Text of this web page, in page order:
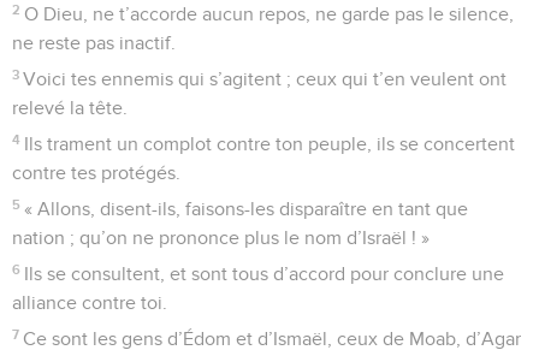
2 O Dieu, ne t’accorde aucun repos, ne garde pas le silence,
ne reste pas inactif.
3 Voici tes ennemis qui s’agitent ; ceux qui t’en veulent ont
relevé la tête.
4 Ils trament un complot contre ton peuple, ils se concertent
contre tes protégés.
5 « Allons, disent-ils, faisons-les disparaître en tant que
nation ; qu’on ne prononce plus le nom d’Israël ! »
6 Ils se consultent, et sont tous d’accord pour conclure une
alliance contre toi.
7 Ce sont les gens d’Édom et d’Ismaël, ceux de Moab, d’Agar